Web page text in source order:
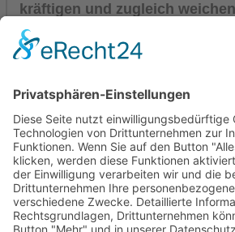
kräftigen und zugleich
ideale Konzept für Blockflöten,
Ensemble gespielt werden.
Mollenhauer
Downloads
Weitere Seiten